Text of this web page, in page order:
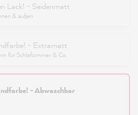
Lack! - Seidenmatt
& außen
- Extramatt
für Schlafzimmer & Co.
- Abwaschbar